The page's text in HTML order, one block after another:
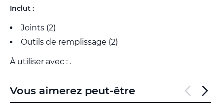
Inclut :
Joints (2)
Outils de remplissage (2)
À utiliser avec : .
Vous aimerez peut-être